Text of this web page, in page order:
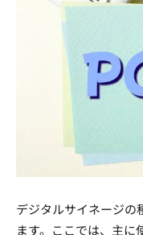
デジタルサイネージの
ます。ここでは、主に